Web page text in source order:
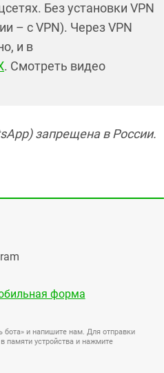
Без установки VPN
– с VPN). Через VPN
и в
. Смотреть видео
запрещена в России.
форма
бота» и напишите нам. Для отправки
памяти устройства и нажмите